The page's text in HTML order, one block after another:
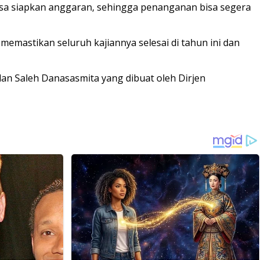
siapkan anggaran, sehingga penanganan bisa segera
seluruh kajiannya selesai di tahun ini dan
Saleh Danasasmita yang dibuat oleh Dirjen